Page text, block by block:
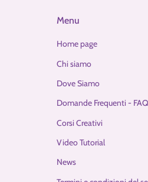
Menu
Home page
Chi siamo
Dove Siamo
Domande Frequenti - FAQ
Corsi Creativi
Video Tutorial
News